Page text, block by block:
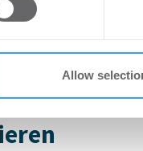
or that they’ve
Allow
kostenlosen